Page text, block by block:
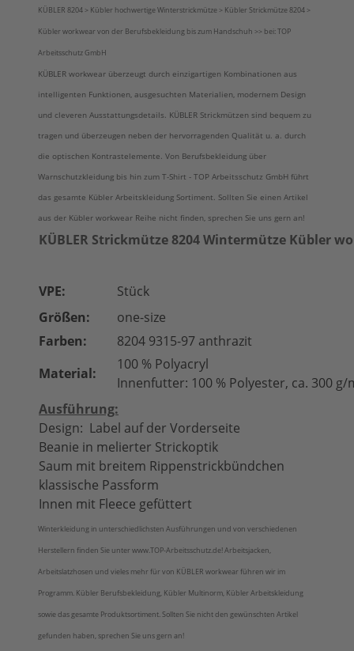
KÜBLER 8204 > Kübler hochwertige Winterstrickmütze > Kübler Strickmütze 8204 >
Kübler workwear von der Berufsbekleidung bis zum Handschuh >> bei: TOP
Arbeitsschutz GmbH
KÜBLER workwear überzeugt durch einzigartigen Kombinationen aus
intelligenten Funktionen, ausgesuchten Materialien, modernem Design
und cleveren Ausstattungsdetails. KÜBLER Strickmützen sind bequem zu
tragen und überzeugen neben der hervorragenden Qualität u. a. durch
die optischen Kontrastelemente. Von Berufsbekleidung über
Warnschutzkleidung bis hin zum T-Shirt - TOP Arbeitsschutz GmbH führt
das gesamte Kübler Arbeitskleidung Sortiment. Sollten Sie einen Artikel
aus der Kübler workwear Reihe nicht finden, sprechen Sie uns gern an!
KÜBLER Strickmütze 8204 Wintermütze Kübler
VPE:
Stück
Größen:
one-size
Farben:
8204 9315-97 anthrazit
Material:
100 % Polyacryl
Innenfutter: 100 % Polyester, ca. 300 g/
Ausführung:
Design: Label auf der Vorderseite
Beanie in melierter Strickoptik
Saum mit breitem Rippenstrickbündchen
klassische Passform
Innen mit Fleece gefüttert
Winterkleidung in unterschiedlichsten Ausführungen und von verschiedenen
Herstellern finden Sie unter www.TOP-Arbeitsschutz.de! Arbeitsjacken,
Arbeitslatzhosen und vieles mehr für von KÜBLER workwear führen wir im
Programm. Kübler Berufsbekleidung, Kübler Multinorm, Kübler Arbeitskleidung
sowie das gesamte Produktsortiment. Sollten Sie nicht den gewünschten Artikel
gefunden haben, sprechen Sie uns gern an!